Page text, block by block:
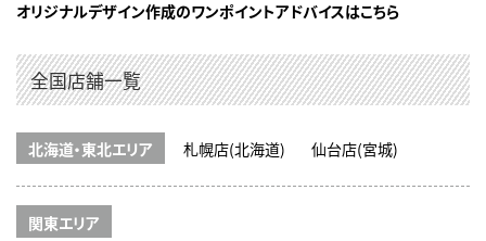
オリジナルデザイン作成のワンポイントアドバイスはこちら
全国店舗一覧
北海道・東北エリア 札幌店(北海道) 仙台店(宮城)
関東エリア